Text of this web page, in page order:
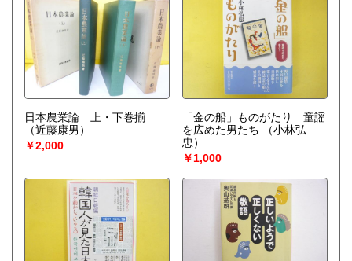
日本農業論 上・下巻揃
（近藤康男）
￥2,000
「金の船」ものがたり 童謡
を広めた男たち
（小林弘
忠）
￥1,000